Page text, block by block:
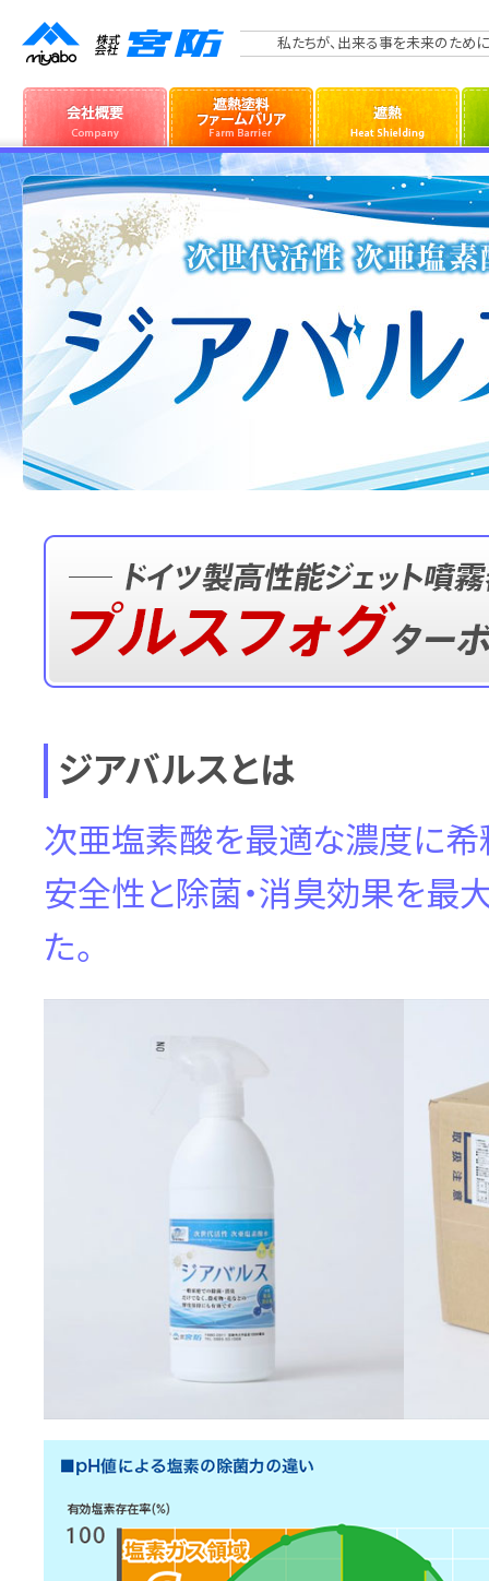
私たちが、出来る事を未来のために
ジアバルスとは
次亜塩素酸を最適な濃度に希
安全性と除菌・消臭効果を最
た。